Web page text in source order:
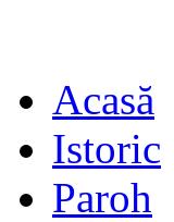
Acasă
Istoric
Paroh